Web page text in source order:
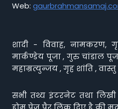
Web:
शादी - विवाह, नामकरण,
मार्कण्डेय पूजा , गुरु चांडाल
महाम्रत्युन्जय , गृह शांति , वास्तु
सभी तथ्य इंटरनेट तथा लिखी